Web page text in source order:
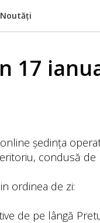
Noutăți
17
ședința
condusă de
ordinea de zi:
de pe lângă